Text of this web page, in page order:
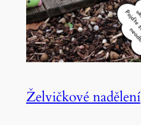
Želvičkové nadělení